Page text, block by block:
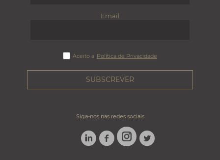
Email
Aceito a Política de Privacidade
Siga-nos nas redes sociais
LINKEDINFACEBOOK
INSTAGRAM
TWITTER